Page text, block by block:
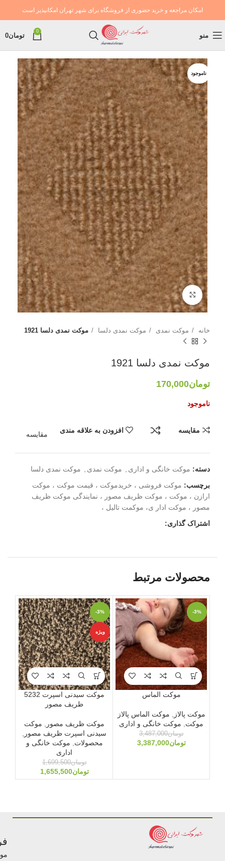
امکان مراجعه و خرید حضوری از فروشگاه برای شهر تهران امکانپذیر است
منو
0
تومان0
ناموجود
بزرگنمایی تصویر
خانه موکت نمدی موکت نمدی دلسا موکت نمدی دلسا 1921
موکت نمدی دلسا 1921
تومان170,000
ناموجود
مقایسه افزودن به علاقه مندی
مقایسه
دسته: موکت خانگی و اداری موکت نمدی
موکت نمدی دلسا
برچسب: موکت فروشی ، خریدموکت ، قیمت موکت ، موکت
ارازن ، موکت ، موکت ظریف مصور ، نمایندگی موکت ظریف
مصور ، موکت ادار ی، موکمت تالیل ،
اشتراک گذاری:
محصولات مرتبط
-3%
موکت الماس
موکت پالاز
موکت الماس پالاز
موکت
موکت خانگی و اداری
تومان3,487,000
تومان3,387,000
-3%
ویژه
موکت سیدنی اسپرت 5232
ظریف مصور
موکت ظریف مصور
موکت
سیدنی اسپرت ظریف مصور
محصولات
موکت خانگی و
اداری
تومان1,699,500
تومان1,655,500